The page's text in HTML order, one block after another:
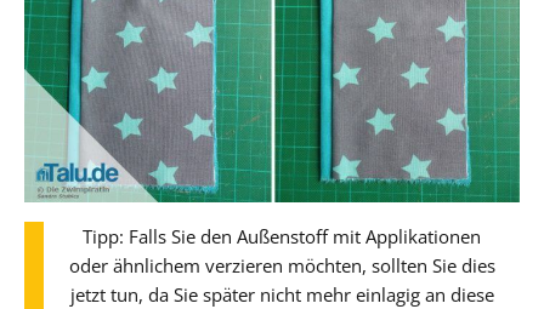
Tipp: Falls Sie den Außenstoff mit Applikationen
oder ähnlichem verzieren möchten, sollten Sie dies
jetzt tun, da Sie später nicht mehr einlagig an diese